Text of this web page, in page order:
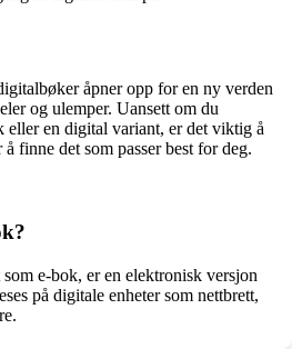
åpner opp for en ny verden
og ulemper. Uansett om du
eller en digital variant, er det viktig å
finne det som passer best for deg.
e-bok, er en elektronisk versjon
på digitale enheter som nettbrett,